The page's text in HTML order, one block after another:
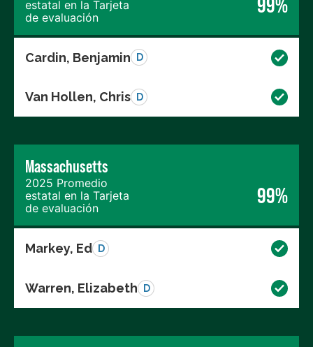
estatal en la Tarjeta
de evaluación
Cardin, Benjamin D
Van Hollen, Chris D
Massachusetts
2025 Promedio
estatal en la Tarjeta
de evaluación
99%
Markey, Ed D
Warren, Elizabeth D